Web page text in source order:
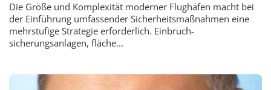
Die Größe und Komplexität ­moderner Flughäfen macht bei
der Ein­führung umfassender Sicherheitsmaßnahmen eine
mehrstufige Strategie erforderlich. Einbruch­
sicherungsanlagen, fläche...